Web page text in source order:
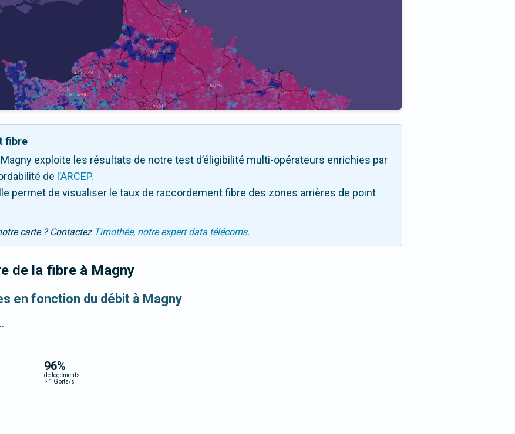
fibre
Magny exploite les résultats de notre test d’éligibilité multi-opérateurs enrichies par
de l’ARCEP.
permet de visualiser le taux de raccordement fibre des zones arrières de point
carte ? Contactez Timothée, notre expert data télécoms.
de la fibre à Magny
en fonction du débit à Magny
96%
de logements
> 1 Gbits/s